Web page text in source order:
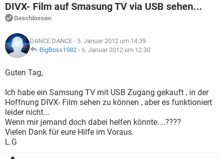
WHATSAPP TIKTOK
FACEBOOK
WINDOWS 10
WHATSAPP
FACEBOOK HARDWARE
SPIELE STREAMING
ANDROID
WINDOWS 10 INSTAGRAM
WHATSAPP
FACEBOOK
FORUM
SPIELE
ANDROID IOS
FACEBOOK HARDWARE
LEXIKON
SPIELE
ANDROID
WINDOWS 10 INSTAGRAM
WHATSAPP
FACEBOOK HARDWARE
DIVX- Film auf Smasung TV via USB sehen...
Geschlossen
DANCE DANCE - 5. Januar 2012 um 14:39
BigBoss1982 - 6. Januar 2012 um 12:30
Guten Tag,
Ich habe ein Samsung TV mit USB Zugang gekauft , in der
Hoffnung DIVX- Film sehen zu können , aber es funktioniert
leider nicht...
Wenn mir jemand doch dabei helfen könnte....????
Vielen Dank für eure Hilfe im Voraus.
L.G